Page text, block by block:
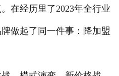
经历里了2023年全行业
做起了同一件事：降加盟